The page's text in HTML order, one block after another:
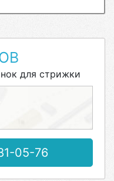
для стрижки
05-76